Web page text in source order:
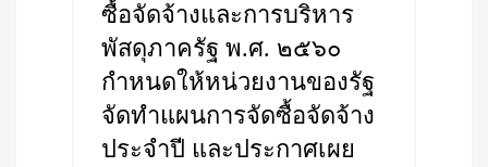
ซื้อจัดจ้างและการบริหาร
พัสดุภาครัฐ พ.ศ. ๒๕๖๐
กำหนดให้หน่วยงานของรัฐ
จัดทำแผนการจัดซื้อจัดจ้าง
ประจำปี และประกาศเผย